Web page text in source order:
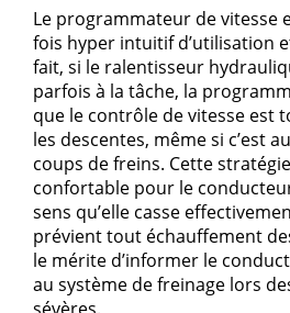
Le programmateur de vitesse
fois hyper intuitif d’utilisation
fait, si le ralentisseur
parfois à la tâche, la
que le contrôle de vitesse est
les descentes, même si c’est
coups de freins. Cette
confortable pour le
sens qu’elle casse
prévient tout échauffement
le mérite d’informer le
au système de freinage lors